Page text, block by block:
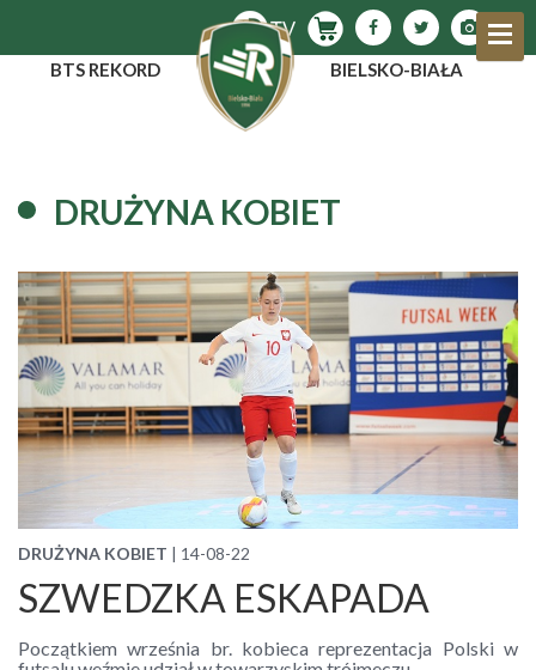
BTS REKORD BIELSKO-BIAŁA
DRUŻYNA KOBIET
DRUŻYNA KOBIET | 14-08-22
SZWEDZKA ESKAPADA
Początkiem września br. kobieca reprezentacja Polski w